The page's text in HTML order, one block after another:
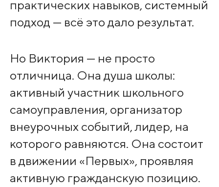
практических навыков, системный
подход — всё это дало результат.
Но Виктория — не просто
отличница. Она душа школы:
активный участник школьного
самоуправления, организатор
внеурочных событий, лидер, на
которого равняются. Она состоит
в движении «Первых», проявляя
активную гражданскую позицию.